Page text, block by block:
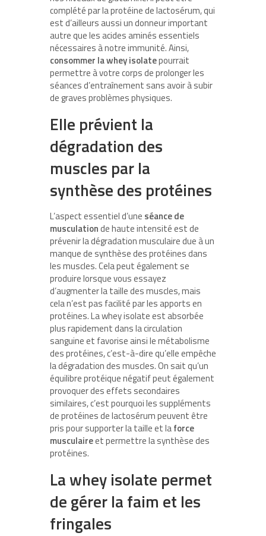
complété par la protéine de lactosérum, qui
est d’ailleurs aussi un donneur important
autre que les acides aminés essentiels
nécessaires à notre immunité. Ainsi,
consommer la whey isolatepourrait
permettre à votre corps de prolonger les
séances d’entraînement sans avoir à subir
de graves problèmes physiques.
Elle prévient la
dégradation des
muscles par la
synthèse des protéines
L’aspect essentiel d’une séance de
musculationde haute intensité est de
prévenir la dégradation musculaire due à un
manque de synthèse des protéines dans
les muscles. Cela peut également se
produire lorsque vous essayez
d’augmenter la taille des muscles, mais
cela n’est pas facilité par les apports en
protéines. La whey isolate est absorbée
plus rapidement dans la circulation
sanguine et favorise ainsi le métabolisme
des protéines, c’est-à-dire qu’elle empêche
la dégradation des muscles. On sait qu’un
équilibre protéique négatif peut également
provoquer des effets secondaires
similaires, c’est pourquoi les suppléments
de protéines de lactosérum peuvent être
pris pour supporter la taille et laforce
musculaireet permettre la synthèse des
protéines.
La whey isolate permet
de gérer la faim et les
fringales